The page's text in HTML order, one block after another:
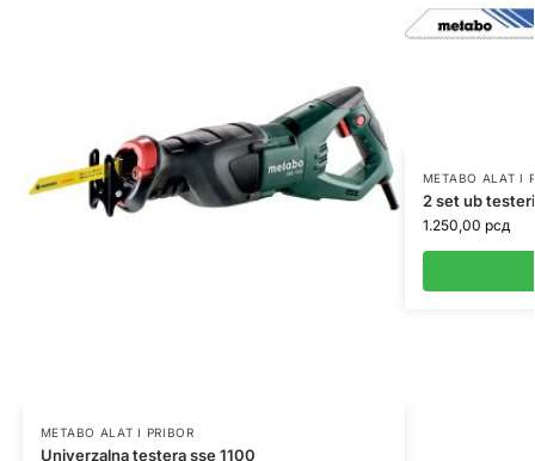
METABO ALAT I PRIBOR
Univerzalna testera sse 1100
METABO ALAT I
2 set ub
1.250,00 рсд